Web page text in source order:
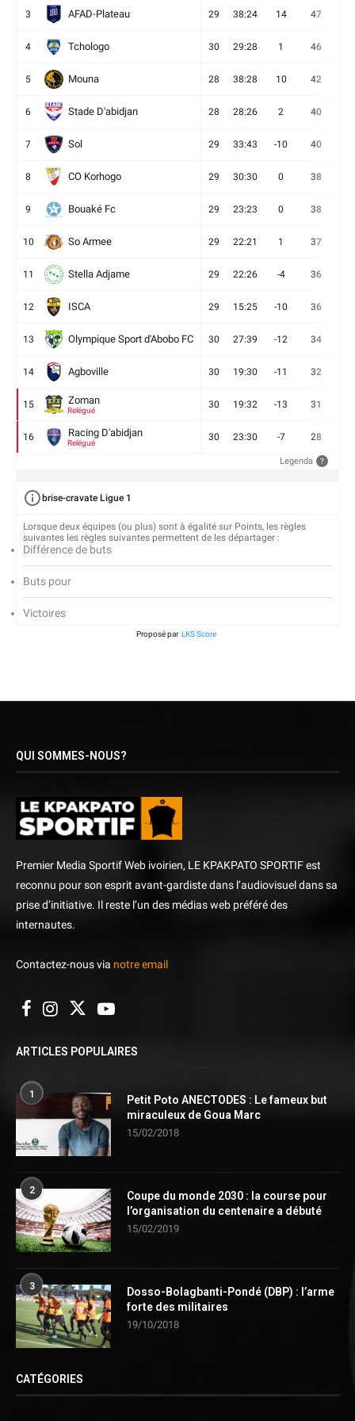
3 AFAD-Plateau 29 38:24 14 47
4 Tchologo 30 29:28 1 46
5 Mouna 28 38:28 10 42
6 Stade D'abidjan 28 28:26 2 40
7 Sol 29 33:43 -10 40
8 CO Korhogo 29 30:30 0 38
9 Bouaké Fc 29 23:23 0 38
10 So Armee 29 22:21 1 37
11 Stella Adjame 29 22:26 -4 36
12 ISCA 29 15:25 -10 36
13 Olympique Sport d'Abobo FC 30 27:39 -12 34
14 Agboville 30 19:30 -11 32
15 Zoman
Relégué
30 19:32 -13 31
16 Racing D'abidjan
Relégué
30 23:30 -7 28
Legenda ?
brise-cravate Ligue 1
Lorsque deux équipes (ou plus) sont à égalité sur Points, les règles
suivantes les règles suivantes permettent de les départager :
Différence de buts
Buts pour
Victoires
Proposé par LKS Score
QUI SOMMES-NOUS?
Premier Media Sportif Web ivoirien, LE KPAKPATO SPORTIF est
reconnu pour son esprit avant-gardiste dans l’audiovisuel dans sa
prise d’initiative. Il reste l’un des médias web préféré des
internautes.
Contactez-nous via notre email
ARTICLES POPULAIRES
1
Petit Poto ANECTODES : Le fameux but
miraculeux de Goua Marc
15/02/2018
2
Coupe du monde 2030 : la course pour
l’organisation du centenaire a débuté
15/02/2019
3
Dosso-Bolagbanti-Pondé (DBP) : l’arme
forte des militaires
19/10/2018
CATÉGORIES